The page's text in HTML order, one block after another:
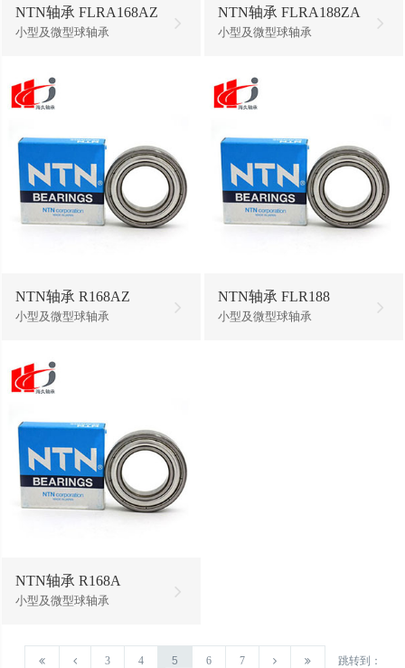
NTN轴承 FLRA168AZ
小型及微型球轴承
NTN轴承 FLRA188ZA
小型及微型球轴承
NTN轴承 R168AZ
小型及微型球轴承
NTN轴承 FLR188
小型及微型球轴承
NTN轴承 R168A
小型及微型球轴承
3 4 5 6 7 跳转到：